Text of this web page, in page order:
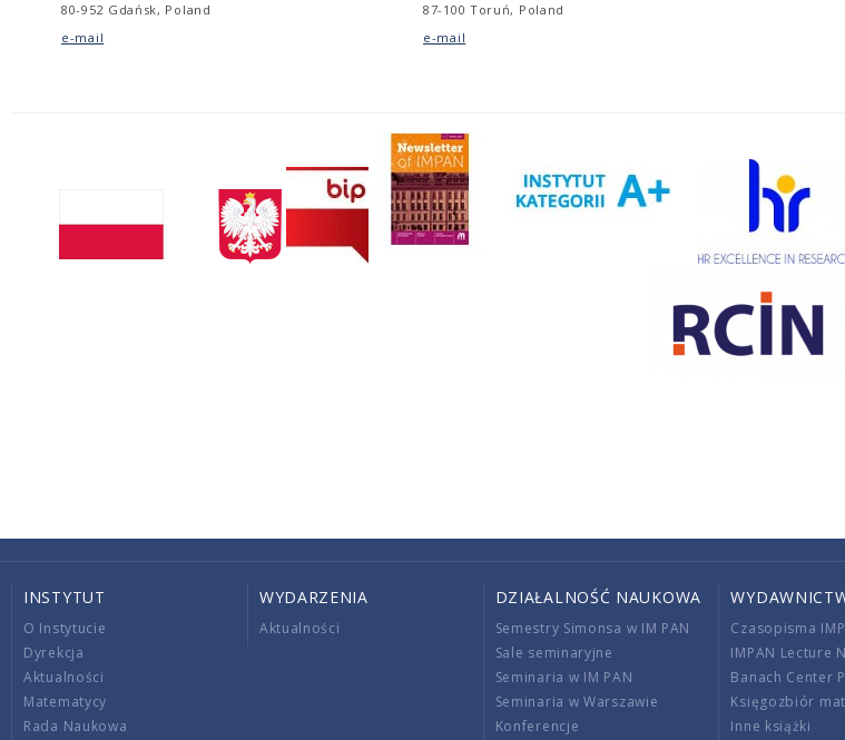
80-952 Gdańsk, Poland
e-mail
87-100 Toruń, Poland
e-mail
INSTYTUT
O Instytucie
Dyrekcja
Aktualności
Matematycy
Rada Naukowa
WYDARZENIA
Aktualności
DZIAŁALNOŚĆ NAUKOWA
Semestry Simonsa w IM PAN
Sale seminaryjne
Seminaria w IM PAN
Seminaria w Warszawie
Konferencje
Czasopisma
IMPAN Lecture
Banach Center
Księgozbiór
Inne książki